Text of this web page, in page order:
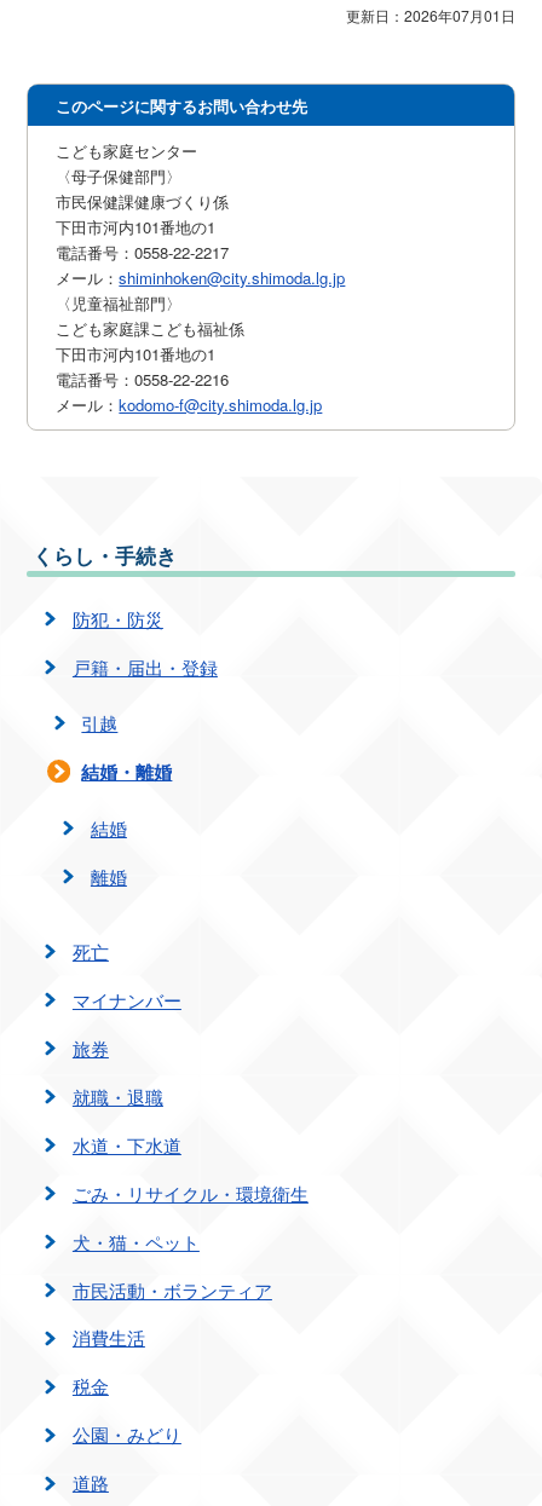
更新日：2026年07月01日
このページに関するお問い合わせ先
こども家庭センター
〈母子保健部門〉
市民保健課健康づくり係
下田市河内101番地の1
電話番号：0558-22-2217
メール：shiminhoken@city.shimoda.lg.jp
〈児童福祉部門〉
こども家庭課こども福祉係
下田市河内101番地の1
電話番号：0558-22-2216
メール：kodomo-f@city.shimoda.lg.jp
くらし・手続き
防犯・防災
戸籍・届出・登録
引越
結婚・離婚
結婚
離婚
死亡
マイナンバー
旅券
就職・退職
水道・下水道
ごみ・リサイクル・環境衛生
犬・猫・ペット
市民活動・ボランティア
消費生活
税金
公園・みどり
道路